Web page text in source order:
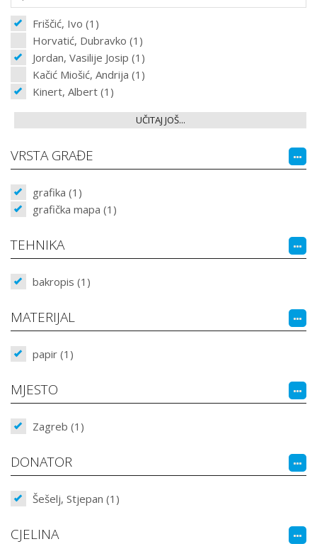
Friščić, Ivo (1)
Horvatić, Dubravko (1)
Jordan, Vasilije Josip (1)
Kačić Miošić, Andrija (1)
Kinert, Albert (1)
UČITAJ JOŠ...
VRSTA GRAĐE
grafika (1)
grafička mapa (1)
TEHNIKA
bakropis (1)
MATERIJAL
papir (1)
MJESTO
Zagreb (1)
DONATOR
Šešelj, Stjepan (1)
CJELINA